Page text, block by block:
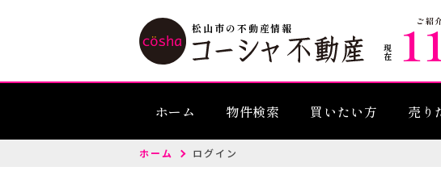
現在
ご紹
松山市の不動産情報
ホーム 物件検索 買いたい方 売り
ホーム ログイン